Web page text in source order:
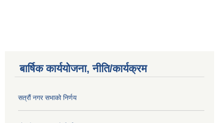
बार्षिक कार्ययोजना, नीति/कार्यक्रम
सत्रौं नगर सभाको निर्णय